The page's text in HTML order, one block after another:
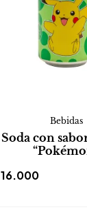
Bebidas
Soda con
16.000